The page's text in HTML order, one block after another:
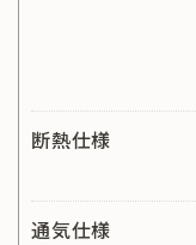
断熱仕様
通気仕様